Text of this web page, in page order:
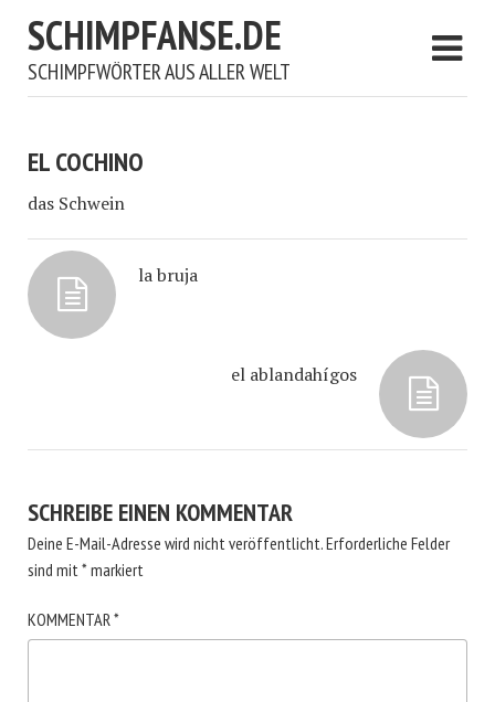
SCHIMPFANSE.DE
SCHIMPFWÖRTER AUS ALLER WELT
EL COCHINO
das Schwein
la bruja
el ablandahígos
SCHREIBE EINEN KOMMENTAR
Deine E-Mail-Adresse wird nicht veröffentlicht.Erforderliche Felder
sind mit*markiert
KOMMENTAR*